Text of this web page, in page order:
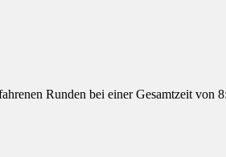
Runden bei einer Gesamtzeit von